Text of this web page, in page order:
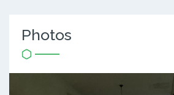
Photos